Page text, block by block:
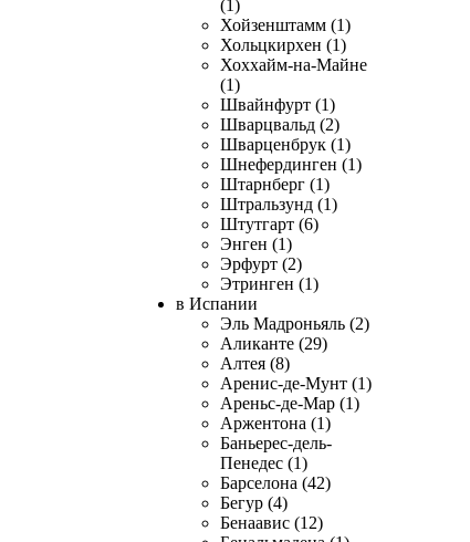
(1)
Хойзенштамм (1)
Хольцкирхен (1)
Хоххайм-на-Майне
(1)
Швайнфурт (1)
Шварцвальд (2)
Шварценбрук (1)
Шнефердинген (1)
Штарнберг (1)
Штральзунд (1)
Штутгарт (6)
Энген (1)
Эрфурт (2)
Этринген (1)
в Испании
Эль Мадроньяль (2)
Аликанте (29)
Алтея (8)
Аренис-де-Мунт (1)
Ареньс-де-Мар (1)
Аржентона (1)
Баньерес-дель-
Пенедес (1)
Барселона (42)
Бегур (4)
Бенаавис (12)